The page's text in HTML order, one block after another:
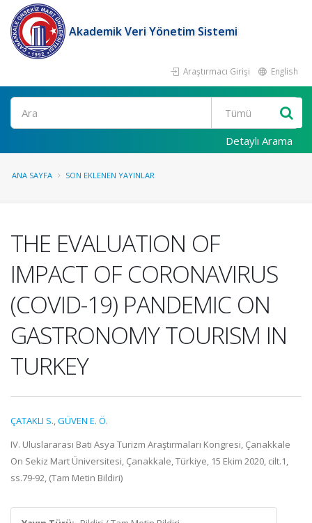
Akademik Veri Yönetim Sistemi
Araştırmacı Girişi English
Ara
Detaylı Arama
ANA SAYFA SON EKLENEN YAYINLAR
THE EVALUATION OF
IMPACT OF CORONAVIRUS
(COVID-19) PANDEMIC ON
GASTRONOMY TOURISM IN
TURKEY
ÇATAKLI S.,GÜVEN E. Ö.
IV. Uluslararası Batı Asya Turizm Araştırmaları Kongresi, Çanakkale
On Sekiz Mart Üniversitesi, Çanakkale, Türkiye, 15 Ekim 2020, cilt.1,
ss.79-92, (Tam Metin Bildiri)